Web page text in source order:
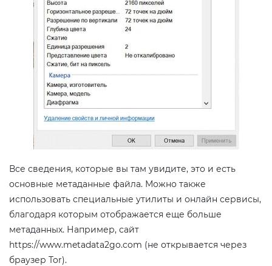
Все сведения, которые вы там увидите, это и есть
основные метаданные файла. Можно также
использовать специальные утилиты и онлайн сервисы,
благодаря которым отображается еще больше
метаданных. Например, сайт
https://www.metadata2go.com (не открывается через
браузер Tor).